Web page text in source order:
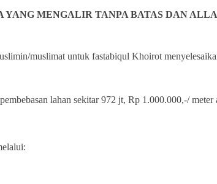
MENGALIR TANPA BATAS DAN
muslimat untuk fastabiqul Khoirot
lahan sekitar 972 jt, Rp 1.000.000,-/